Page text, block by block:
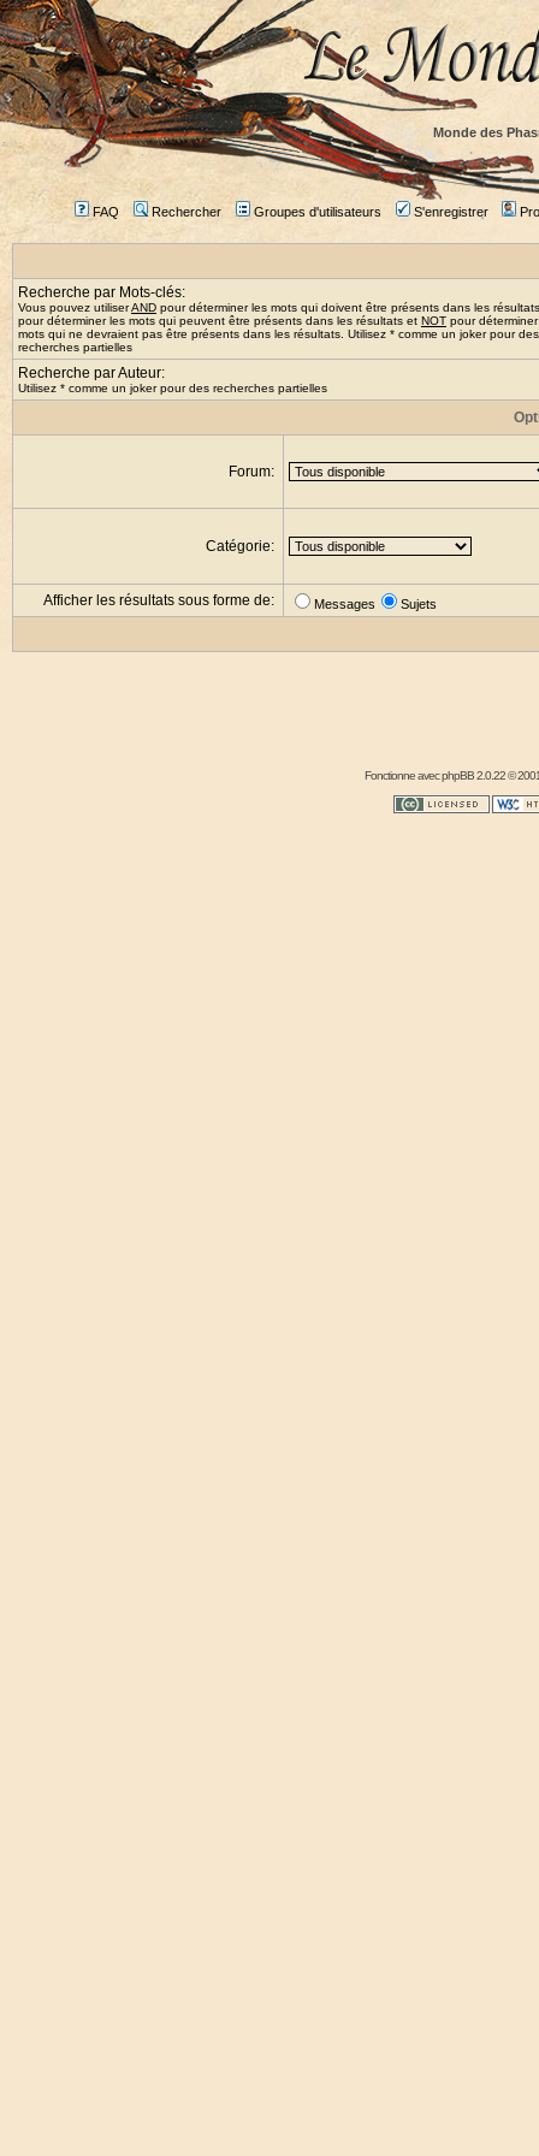
Monde des
FAQ Rechercher Groupes d'utilisateurs S'enregistrer
Recherche par Mots-clés:
Vous pouvez utiliserAND pour déterminer les mots qui doivent être présents dans les
pour déterminer les mots qui peuvent être présents dans les résultats et NOT pour
mots qui ne devraient pas être présents dans les résultats. Utilisez * comme un joker pour des
recherches partielles
Recherche par Auteur:
Utilisez * comme un joker pour des recherches partielles
Forum:
Catégorie:
Afficher les résultats sous forme de: Messages Sujets
Fonctionne avecphpBB2.0.22 ©